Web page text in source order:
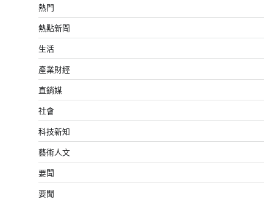
熱門
熱點新聞
生活
產業財經
直銷媒
社會
科技新知
藝術人文
要聞
要聞